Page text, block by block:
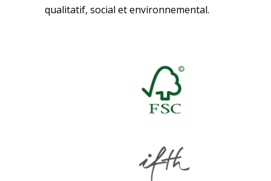
qualitatif, social et environnemental.